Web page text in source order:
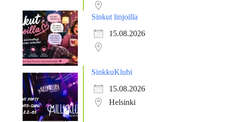
Sinkut linjoilla
15.08.2026
SinkkuKlubi
15.08.2026
Helsinki